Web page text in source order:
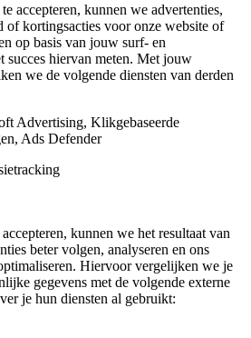
accepteren, kunnen we advertenties,
of kortingsacties voor onze website of
op basis van jouw surf- en
succes hiervan meten. Met jouw
we de volgende diensten van derden
Advertising, Klikgebaseerde
Ads Defender
kunnen we het resultaat van
beter volgen, analyseren en ons
Hiervoor vergelijken we je
gegevens met de volgende externe
je hun diensten al gebruikt: